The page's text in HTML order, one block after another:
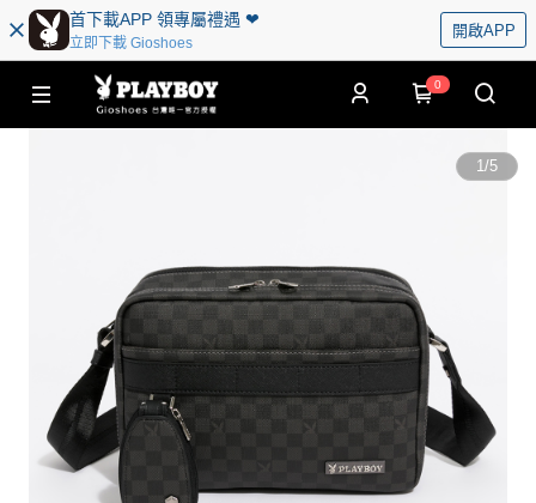
首下載APP 領專屬禮遇 ❤︎
立即下載 Gioshoes
開啟APP
0
1/5